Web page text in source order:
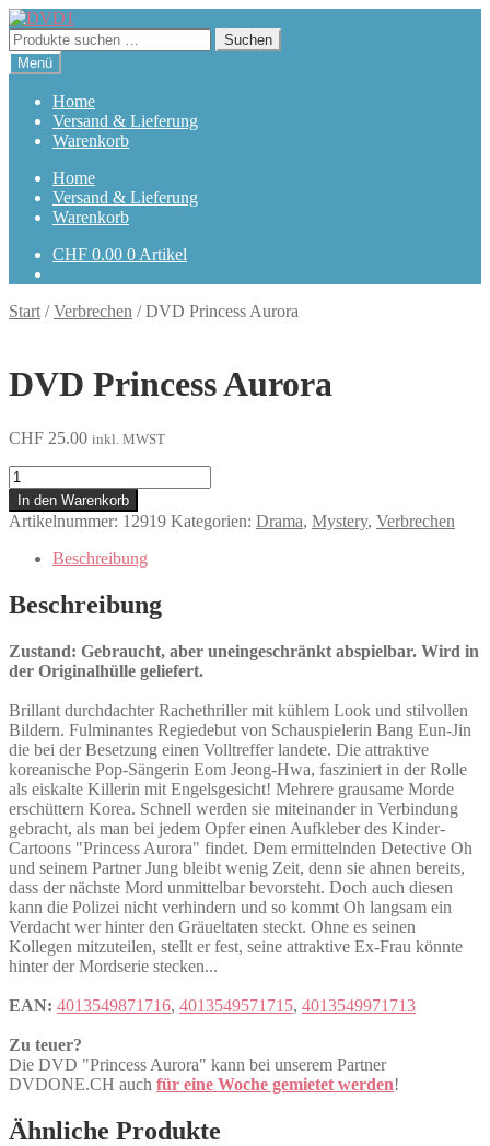
Zur
Navigation
springen
Zum
Inhalt
springen
Suchen
nach:
Suchen
Menü
Home
Versand & Lieferung
Warenkorb
Home
Versand & Lieferung
Warenkorb
CHF 0.00 0 Artikel
Start /Verbrechen /DVD Princess Aurora
DVD Princess Aurora
CHF 25.00 inkl. MWST
Princess
Aurora
Menge
In den Warenkorb
Artikelnummer: 12919 Kategorien: Drama, Mystery, Verbrechen
Beschreibung
Beschreibung
Zustand: Gebraucht, aber uneingeschränkt abspielbar. Wird in
der Originalhülle geliefert.
Brillant durchdachter Rachethriller mit kühlem Look und stilvollen
Bildern. Fulminantes Regiedebut von Schauspielerin Bang Eun-Jin
die bei der Besetzung einen Volltreffer landete. Die attraktive
koreanische Pop-Sängerin Eom Jeong-Hwa, fasziniert in der Rolle
als eiskalte Killerin mit Engelsgesicht! Mehrere grausame Morde
erschüttern Korea. Schnell werden sie miteinander in Verbindung
gebracht, als man bei jedem Opfer einen Aufkleber des Kinder-
Cartoons "Princess Aurora" findet. Dem ermittelnden Detective Oh
und seinem Partner Jung bleibt wenig Zeit, denn sie ahnen bereits,
dass der nächste Mord unmittelbar bevorsteht. Doch auch diesen
kann die Polizei nicht verhindern und so kommt Oh langsam ein
Verdacht wer hinter den Gräueltaten steckt. Ohne es seinen
Kollegen mitzuteilen, stellt er fest, seine attraktive Ex-Frau könnte
hinter der Mordserie stecken...
EAN: 4013549871716, 4013549571715, 4013549971713
Zu teuer?
Die DVD "Princess Aurora" kann bei unserem Partner
DVDONE.CH auch für eine Woche gemietet werden!
Ähnliche Produkte